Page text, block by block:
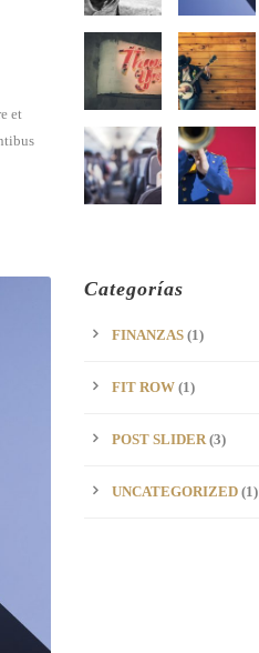
et
Categorías
FINANZAS (1)
FIT ROW (1)
POST SLIDER(3)
UNCATEGORIZED (1)